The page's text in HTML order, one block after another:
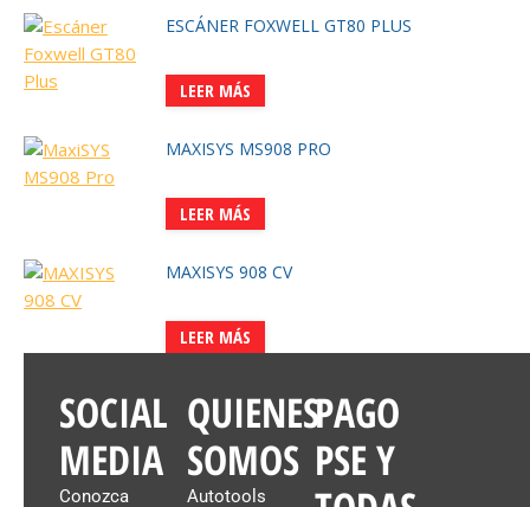
ESCÁNER FOXWELL GT80 PLUS
LEER MÁS
MAXISYS MS908 PRO
LEER MÁS
MAXISYS 908 CV
LEER MÁS
SOCIAL
MEDIA
Conozca
QUIENES
SOMOS
Autotools
PAGO
PSE Y